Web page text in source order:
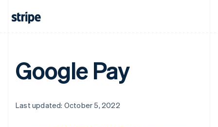
Google Pay
Last updated: October 5, 2022
Brasile
EnglishFrançais
Cina continentale
English